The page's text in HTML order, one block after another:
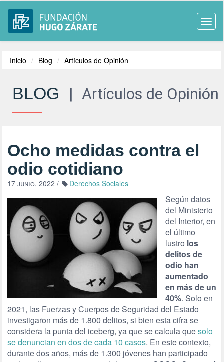
Inicio Blog Artículos de Opinión
BLOG | Artículos de Opinión
Ocho medidas contra el
odio cotidiano
17 junio, 2022 / Derechos Sociales
Según datos
del Ministerio
del Interior, en
el último
lustro los
delitos de
odio han
aumentado
en más de un
40%. Solo en
2021, las Fuerzas y Cuerpos de Seguridad del Estado
investigaron más de 1.800 delitos, si bien esta cifra se
considera la punta del iceberg, ya que se calcula quesolo
se denuncian en dos de cada 10 casos. En este contexto,
durante dos años, más de 1.300 jóvenes han participado